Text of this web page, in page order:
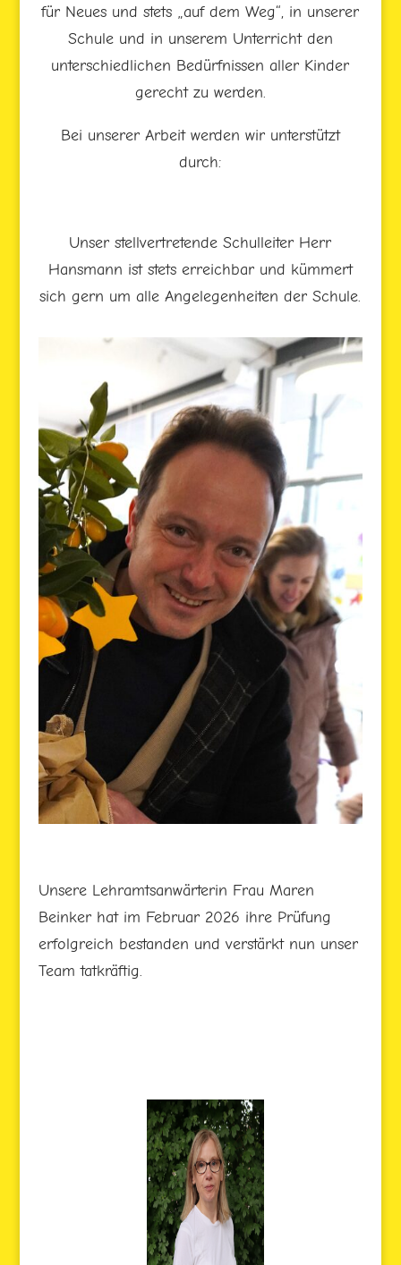
für Neues und stets „auf dem Weg“, in unserer
Schule und in unserem Unterricht den
unterschiedlichen Bedürfnissen aller Kinder
gerecht zu werden.
Bei unserer Arbeit werden wir unterstützt
durch:
Unser stellvertretende Schulleiter Herr
Hansmann ist stets erreichbar und kümmert
sich gern um alle Angelegenheiten der Schule.
Unsere Lehramtsanwärterin Frau Maren
Beinker hat im Februar 2026 ihre Prüfung
erfolgreich bestanden und verstärkt nun unser
Team tatkräftig.